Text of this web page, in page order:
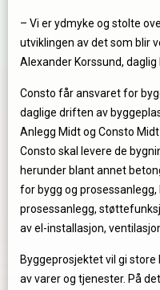
– Vi er ydmyke og stolte
utviklingen av det som blir
Alexander Korssund,
Consto får ansvaret for
daglige driften av
Anlegg Midt og Consto
Consto skal levere de
herunder blant annet
for bygg og
prosessanlegg,
av el-installasjon,
Byggeprosjektet vil gi
av varer og tjenester. På